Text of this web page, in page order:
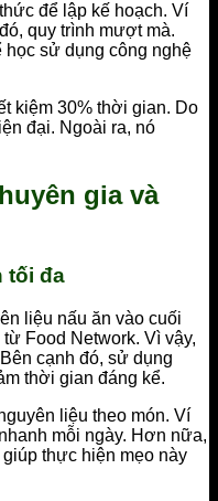
để lập kế hoạch. Ví
quy trình mượt mà.
học sử dụng công nghệ
kiệm 30% thời gian. Do
đại. Ngoài ra, nó
gia và
tối đa
liệu nấu ăn vào cuối
Food Network. Vì vậy,
cạnh đó, sử dụng
thời gian đáng kể.
liệu theo món. Ví
mỗi ngày. Hơn nữa,
thực hiện mẹo này